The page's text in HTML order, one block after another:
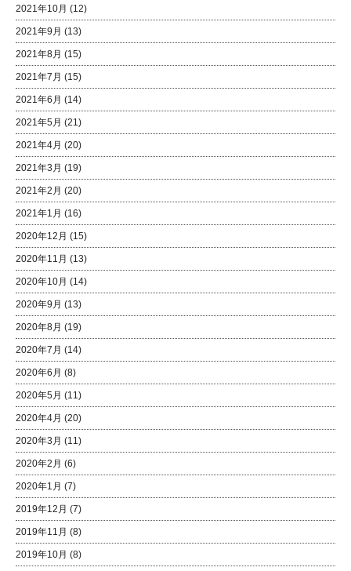
2021年10月 (12)
2021年9月 (13)
2021年8月 (15)
2021年7月 (15)
2021年6月 (14)
2021年5月 (21)
2021年4月 (20)
2021年3月 (19)
2021年2月 (20)
2021年1月 (16)
2020年12月 (15)
2020年11月 (13)
2020年10月 (14)
2020年9月 (13)
2020年8月 (19)
2020年7月 (14)
2020年6月 (8)
2020年5月 (11)
2020年4月 (20)
2020年3月 (11)
2020年2月 (6)
2020年1月 (7)
2019年12月 (7)
2019年11月 (8)
2019年10月 (8)